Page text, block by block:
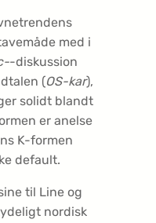
med i
-diskussion
(OS-kar),
solidt blandt
er anelse
K-formen
default.
til Line og
nordisk